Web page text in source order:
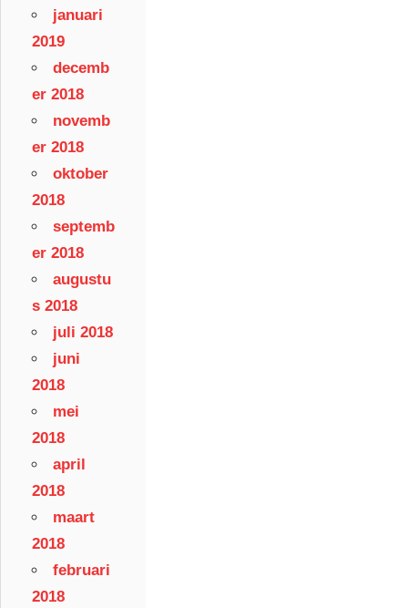
januari
2019
decemb
er 2018
novemb
er 2018
oktober
2018
septemb
er 2018
augustu
s 2018
juli 2018
juni
2018
mei
2018
april
2018
maart
2018
februari
2018